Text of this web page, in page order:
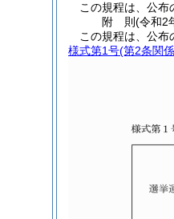
この規程は、公
附 則(令和2
この規程は、公
様式第1号(第2条関